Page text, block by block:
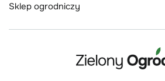
Sklep ogrodniczy